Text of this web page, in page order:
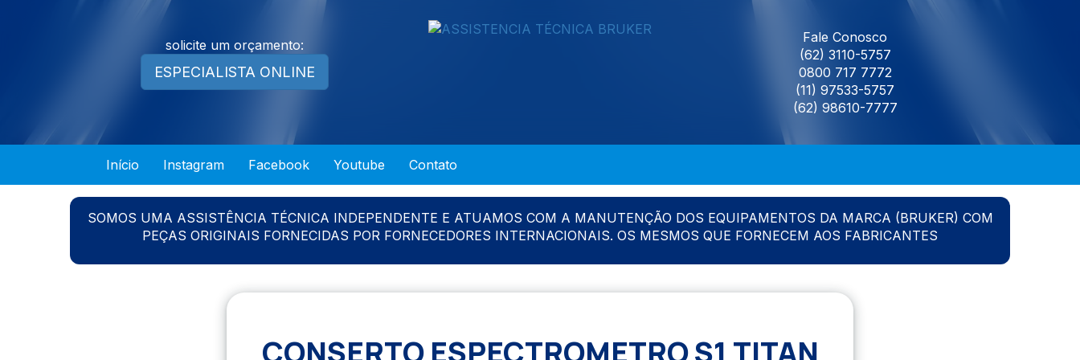
solicite um orçamento:
ESPECIALISTA ONLINE
Fale Conosco
(62) 3110-5757
0800 717 7772
(11) 97533-5757
(62) 98610-7777
Início Instagram Facebook Youtube Contato
SOMOS UMA ASSISTÊNCIA TÉCNICA INDEPENDENTE E ATUAMOS COM A MANUTENÇÃO DOS EQUIPAMENTOS DA MARCA (BRUKER) COM
PEÇAS ORIGINAIS FORNECIDAS POR FORNECEDORES INTERNACIONAIS. OS MESMOS QUE FORNECEM AOS FABRICANTES